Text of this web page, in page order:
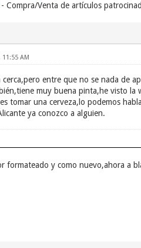
Compra/Venta de artículos
11:55 AM
cerca,pero entre que no se nada de
muy buena pinta,he visto la
tomar una cerveza,lo podemos
ya conozco a alguien.
formateado y como nuevo,ahora a